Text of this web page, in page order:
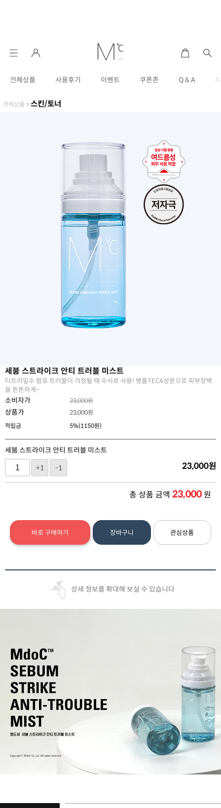
전체상품 사용후기 이벤트 쿠폰존 Q & A
전체상품 > 스킨/토너
세붐 스트라이크 안티 트러블 미스트
티트리잎수 함유 트러블이 걱정될 때 수시로 사용! 병풀TECA성분으로 피부장벽
을 튼튼하게~
소비자가 23,000원
상품가 23,000원
적립금
5%(1150원)
세붐 스트라이크 안티 트러블 미스트
+1
-1 23,000원
총 상품 금액 23,000원
바로 구매하기 장바구니 관심상품
상세 정보를 확대해 보실 수 있습니다